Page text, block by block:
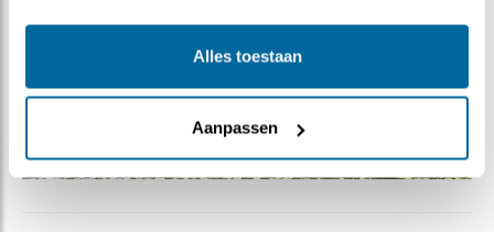
Alles toestaan
Aanpassen